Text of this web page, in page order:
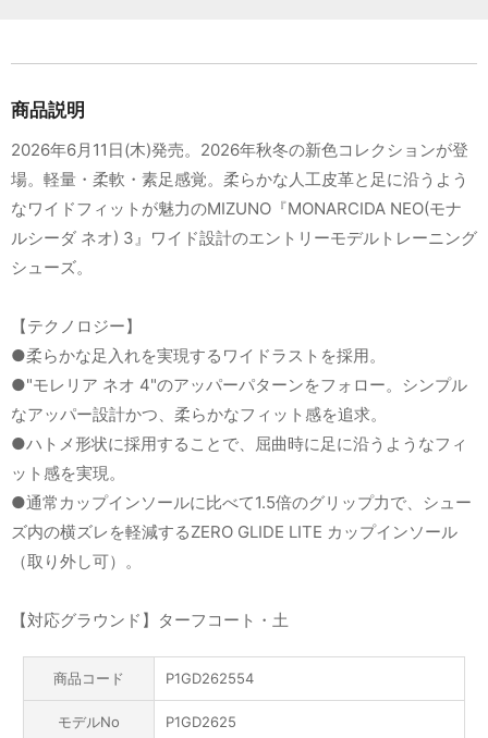
商品説明
2026年6月11日(木)発売。2026年秋冬の新色コレクションが登
場。軽量・柔軟・素足感覚。柔らかな人工皮革と足に沿うよう
なワイドフィットが魅力のMIZUNO『MONARCIDA NEO(モナ
ルシーダ ネオ) 3』ワイド設計のエントリーモデルトレーニング
シューズ。
【テクノロジー】
●柔らかな足入れを実現するワイドラストを採用。
●"モレリア ネオ 4"のアッパーパターンをフォロー。シンプル
なアッパー設計かつ、柔らかなフィット感を追求。
●ハトメ形状に採用することで、屈曲時に足に沿うようなフィ
ット感を実現。
●通常カップインソールに比べて1.5倍のグリップ力で、シュー
ズ内の横ズレを軽減するZERO GLIDE LITE カップインソール
（取り外し可）。
【対応グラウンド】ターフコート・土
商品コード P1GD262554
モデルNo P1GD2625